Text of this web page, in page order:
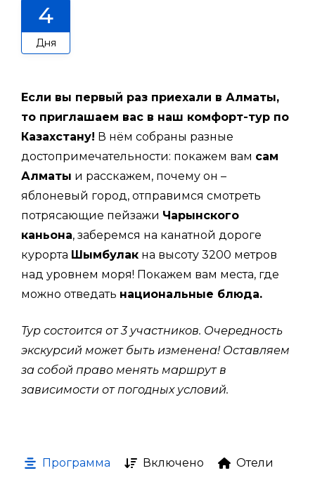
4
Дня
Если вы первый раз приехали в Алматы,
то приглашаем вас в наш комфорт-тур по
Казахстану! В нём собраны разные
достопримечательности: покажем вам сам
Алматы и расскажем, почему он –
яблоневый город, отправимся смотреть
потрясающие пейзажи Чарынского
каньона, заберемся на канатной дороге
курорта Шымбулак на высоту 3200 метров
над уровнем моря! Покажем вам места, где
можно отведать национальные блюда.
Тур состоится от 3 участников. Очередность
экскурсий может быть изменена! Оставляем
за собой право менять маршрут в
зависимости от погодных условий.
Программа Включено Отели